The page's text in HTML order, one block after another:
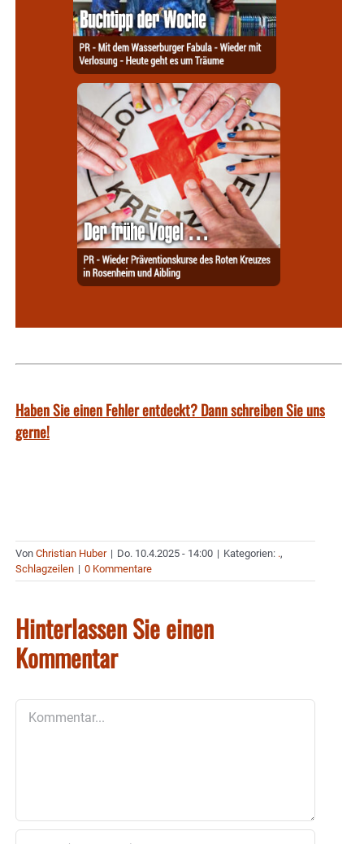
Haben Sie einen Fehler entdeckt? Dann schreiben Sie uns
gerne!
Von Christian Huber | Do. 10.4.2025 - 14:00 | Kategorien: .,
Schlagzeilen | 0 Kommentare
Hinterlassen Sie einen
Kommentar